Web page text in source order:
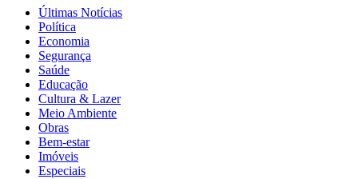
Últimas Notícias
Política
Economia
Segurança
Saúde
Educação
Cultura & Lazer
Meio Ambiente
Obras
Bem-estar
Imóveis
Especiais